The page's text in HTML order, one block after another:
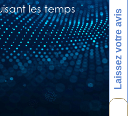
les temps
Laissez votre avis